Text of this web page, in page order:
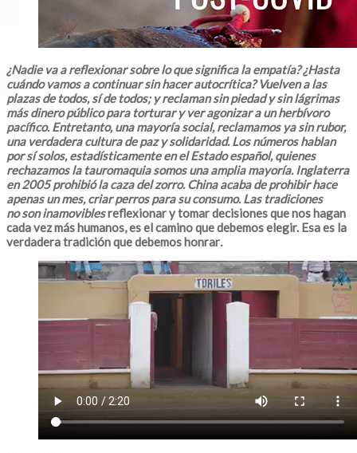
¿Nadie va a reflexionar sobre lo que significa la empatía? ¿Hasta
cuándo vamos a continuar sin hacer autocrítica? Vuelven a las
plazas de todos, sí de todos; y reclaman sin piedad y sin lágrimas
más dinero público para torturar y ver agonizar a un herbívoro
pacífico. Entretanto, una mayoría social, reclamamos ya sin rubor,
una verdadera cultura de paz y solidaridad. Los números hablan
por sí solos, estadísticamente en el Estado español, quienes
rechazamos la tauromaquia somos una amplia mayoría. Inglaterra
en 2005 prohibió la caza del zorro. China acaba de prohibir hace
apenas un mes, criar perros para su consumo. Las tradiciones
no son inamoviblesreflexionar y tomar decisiones que nos hagan
cada vez más humanos, es el camino que debemos elegir. Esa es la
verdadera tradición que debemos honrar.